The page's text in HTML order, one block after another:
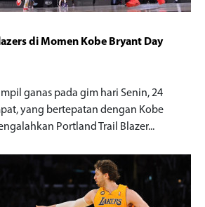
di Momen Kobe Bryant Day
ganas pada gim hari Senin, 24
yang bertepatan dengan Kobe
Portland Trail Blazer...